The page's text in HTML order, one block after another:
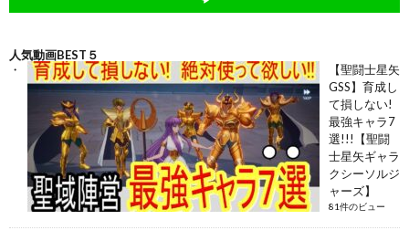
人気動画BEST５
【聖闘士星矢
GSS】育成し
て損しない!
最強キャラ7
選!!!【聖闘
士星矢ギャラ
クシーソルジ
ャーズ】
81件のビュー